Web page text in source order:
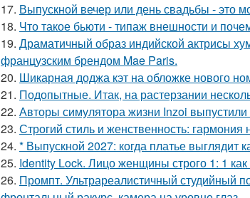
17. Выпускной вечер или день свадьбы - это
18. Что такое бьюти - типаж внешности и
19. Драматичный образ индийской актрисы
французским брендом Mae Paris.
20. Шикарная доджа кэт на обложке нового
21. Подопытные. Итак, на растерзании
22. Авторы симулятора жизни Inzoi
23. Строгий стиль и женственность: гармония
24. * Выпускной 2027: когда платье выглядит
25. Identity Lock. Лицо женщины строго 1: 1
26. Промпт. Ультрареалистичный студийный